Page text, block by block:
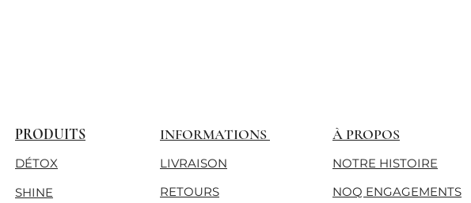
PRODUITS
DÉTOX
SHINE
INFORMATIONS
LIVRAISON
RETOURS
À PROPOS
NOTRE HISTOIRE
NOQ ENGAGEMENTS